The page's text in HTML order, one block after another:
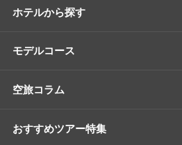
ホテルから探す
モデルコース
空旅コラム
おすすめツアー特集